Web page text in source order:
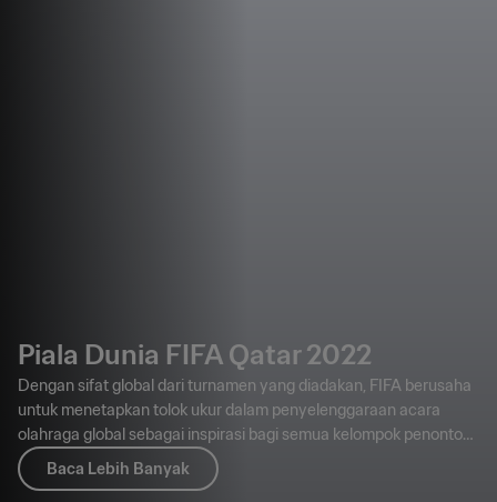
Piala Dunia FIFA Qatar 2022
Dengan sifat global dari turnamen yang diadakan, FIFA berusaha
untuk menetapkan tolok ukur dalam penyelenggaraan acara
olahraga global sebagai inspirasi bagi semua kelompok penonton,
mulai dari penggemar yang menghadiri kompetisi hingga
masyarakat umum.
Baca Lebih Banyak